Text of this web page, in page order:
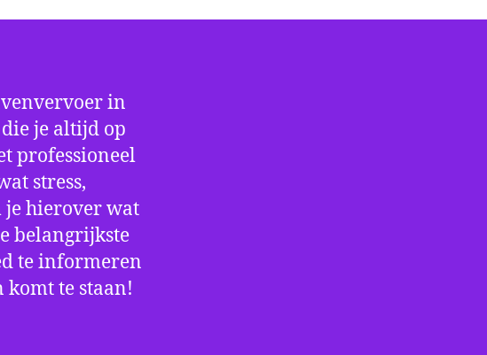
in
je altijd op
professioneel
stress,
je hierover wat
belangrijkste
te informeren
komt te staan!